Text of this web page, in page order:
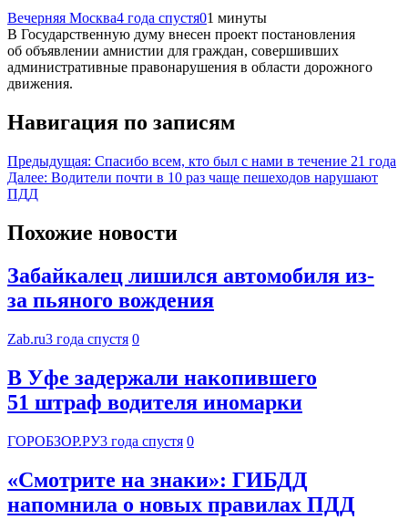
Вечерняя Москва4 года спустя01 минуты
В Государственную думу внесен проект постановления
об объявлении амнистии для граждан, совершивших
административные правонарушения в области дорожного
движения.
Навигация по записям
Предыдущая: Спасибо всем, кто был с нами в течение 21 года
Далее: Водители почти в 10 раз чаще пешеходов нарушают
ПДД
Похожие новости
Забайкалец лишился автомобиля из-
за пьяного вождения
Zab.ru3 года спустя 0
В Уфе задержали накопившего
51 штраф водителя иномарки
ГОРОБЗОР.РУ3 года спустя 0
«Смотрите на знаки»: ГИБДД
напомнила о новых правилах ПДД